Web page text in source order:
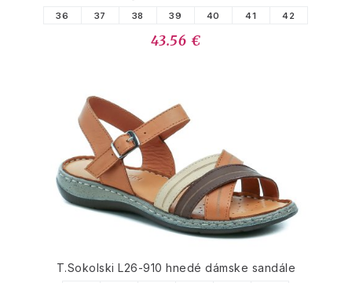
36 37 38 39 40 41 42
43.56 €
T.Sokolski L26-910 hnedé dámske sandále